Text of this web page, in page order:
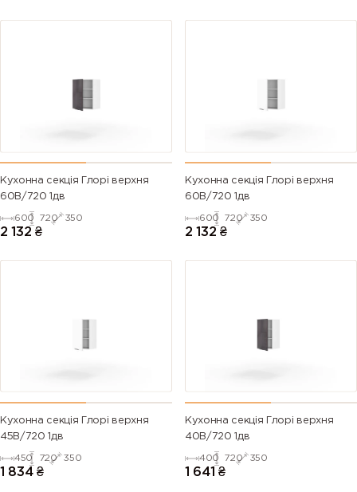
Кухонна секція Глорі верхня
60В/720 1дв
600 720 350
2 132 ₴
Кухонна секція Глорі верхня
60В/720 1дв
600 720 350
2 132 ₴
Кухонна секція Глорі верхня
45В/720 1дв
450 720 350
1 834 ₴
Кухонна секція Глорі верхня
40В/720 1дв
400 720 350
1 641 ₴